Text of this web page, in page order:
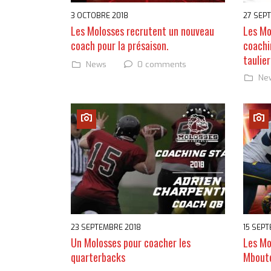
3 OCTOBRE 2018
Les Molosses recrutent un nouveau
coach pour la présaison.
News 0 comments
27
Les
taulier
23 SEPTEMBRE 2018
Un Molosses pour coacher les
quarterbacks
15
Les